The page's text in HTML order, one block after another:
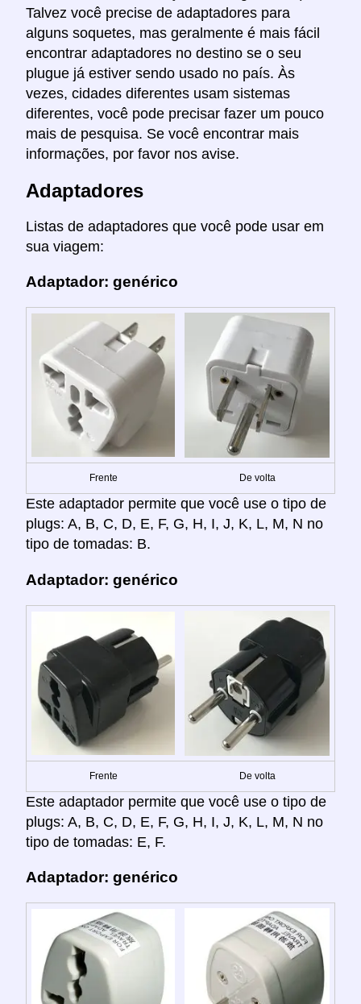
Talvez você precise de adaptadores para
alguns soquetes, mas geralmente é mais fácil
encontrar adaptadores no destino se o seu
plugue já estiver sendo usado no país. Às
vezes, cidades diferentes usam sistemas
diferentes, você pode precisar fazer um pouco
mais de pesquisa. Se você encontrar mais
informações, por favor nos avise.
Adaptadores
Listas de adaptadores que você pode usar em
sua viagem:
Adaptador: genérico
Frente De volta
Este adaptador permite que você use o tipo de
plugs: A, B, C, D, E, F, G, H, I, J, K, L, M, N no
tipo de tomadas: B.
Adaptador: genérico
Frente De volta
Este adaptador permite que você use o tipo de
plugs: A, B, C, D, E, F, G, H, I, J, K, L, M, N no
tipo de tomadas: E, F.
Adaptador: genérico